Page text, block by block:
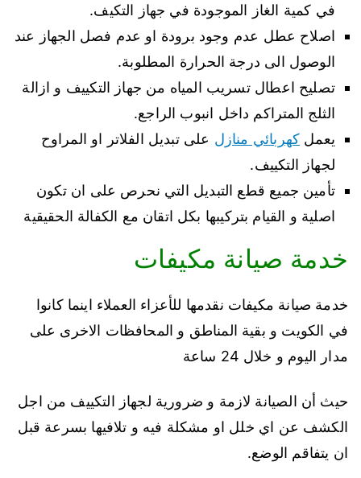
في كمية الغاز الموجودة في جهاز التكيف.
اصلاح عطل عدم وجود برودة او عدم فصل الجهاز عند
الوصول الى درجة الحرارة المطلوبة.
تصليح اعطال تسريب المياه من جهاز التكييف و ازالة
الثلج المتراكم داخل انبوب الراجع.
يعمل كهربائي منازل على تبديل الفلاتر او المراوح
لجهاز التكييف.
تأمين جميع قطع التبديل التي نحرص على ان تكون
اصلية و القيام بتركيبها بكل اتقان مع الكفالة الحقيقية
خدمة صيانة مكيفات
خدمة صيانة مكيفات نقدمها للأعزاء العملاء اينما كانوا
في الكويت و بقية المناطق و المحافظات الاخرى على
مدار اليوم و خلال 24 ساعة
حيث أن الصيانة لازمة و ضرورية لجهاز التكييف من اجل
الكشف عن اي خلل او مشكلة فيه و تلافيها بسرعة قبل
ان يتفاقم الوضع.